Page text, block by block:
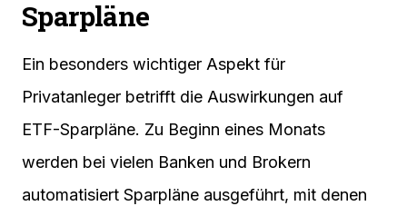
Sparpläne
Ein besonders wichtiger Aspekt für
Privatanleger betrifft die Auswirkungen auf
ETF-Sparpläne. Zu Beginn eines Monats
werden bei vielen Banken und Brokern
automatisiert Sparpläne ausgeführt, mit denen